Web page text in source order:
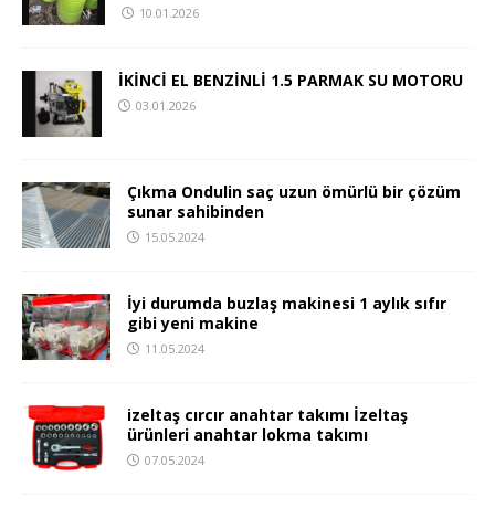
10.01.2026
İKİNCİ EL BENZİNLİ 1.5 PARMAK SU MOTORU
03.01.2026
Çıkma Ondulin saç uzun ömürlü bir çözüm
sunar sahibinden
15.05.2024
İyi durumda buzlaş makinesi 1 aylık sıfır
gibi yeni makine
11.05.2024
izeltaş cırcır anahtar takımı İzeltaş
ürünleri anahtar lokma takımı
07.05.2024